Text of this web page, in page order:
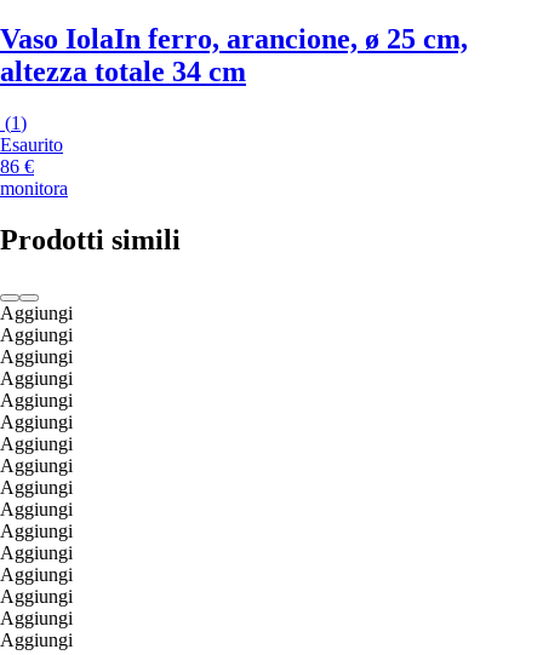
Vaso IolaIn ferro, arancione, ø 25 cm,
altezza totale 34 cm
(1)
Esaurito
86 €
monitora
Prodotti simili
Aggiungi
Aggiungi
Aggiungi
Aggiungi
Aggiungi
Aggiungi
Aggiungi
Aggiungi
Aggiungi
Aggiungi
Aggiungi
Aggiungi
Aggiungi
Aggiungi
Aggiungi
Aggiungi